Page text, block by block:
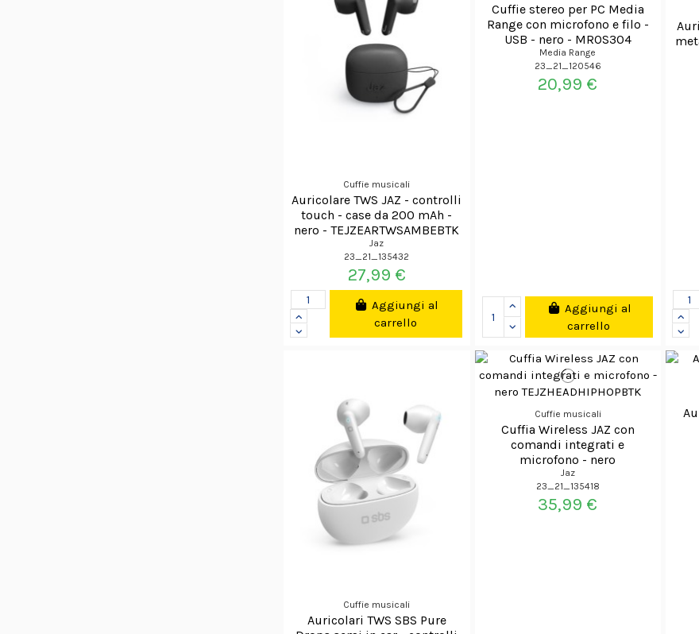
Cuffie musicali
Auricolare TWS JAZ - controlli
touch - case da 200 mAh -
nero - TEJZEARTWSAMBEBTK
Jaz
23_21_135432
27,99 €
Aggiungi al
carrello
Cuffie stereo per PC Media
Range con microfono e filo -
USB - nero - MROS304
Media Range
23_21_120546
20,99 €
Aggiungi al
carrello
Cuffie musicali
Auricolari TWS SBS Pure
Cuffie musicali
Cuffia Wireless JAZ con
comandi integrati e
microfono - nero
TEJZHEADHIPHOPBTK
Jaz
23_21_135418
35,99 €